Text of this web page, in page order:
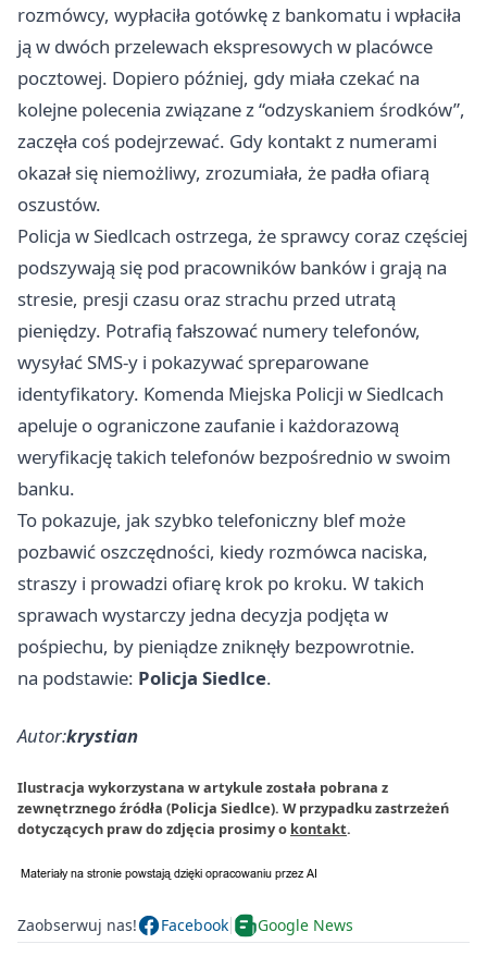
rozmówcy, wypłaciła gotówkę z bankomatu i wpłaciła
ją w dwóch przelewach ekspresowych w placówce
pocztowej. Dopiero później, gdy miała czekać na
kolejne polecenia związane z “odzyskaniem środków”,
zaczęła coś podejrzewać. Gdy kontakt z numerami
okazał się niemożliwy, zrozumiała, że padła ofiarą
oszustów.
Policja w Siedlcach ostrzega, że sprawcy coraz częściej
podszywają się pod pracowników banków i grają na
stresie, presji czasu oraz strachu przed utratą
pieniędzy. Potrafią fałszować numery telefonów,
wysyłać SMS-y i pokazywać spreparowane
identyfikatory. Komenda Miejska Policji w Siedlcach
apeluje o ograniczone zaufanie i każdorazową
weryfikację takich telefonów bezpośrednio w swoim
banku.
To pokazuje, jak szybko telefoniczny blef może
pozbawić oszczędności, kiedy rozmówca naciska,
straszy i prowadzi ofiarę krok po kroku. W takich
sprawach wystarczy jedna decyzja podjęta w
pośpiechu, by pieniądze zniknęły bezpowrotnie.
na podstawie: Policja Siedlce.
Autor:krystian
Ilustracja wykorzystana w artykule została pobrana z
zewnętrznego źródła (Policja Siedlce). W przypadku zastrzeżeń
dotyczących praw do zdjęcia prosimy o kontakt.
Zaobserwuj nas! Facebook Google News